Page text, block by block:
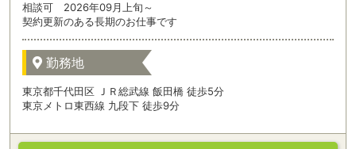
相談可 2026年09月上旬～
契約更新のある長期のお仕事です
勤務地
東京都千代田区 ＪＲ総武線 飯田橋 徒歩5分
東京メトロ東西線 九段下 徒歩9分